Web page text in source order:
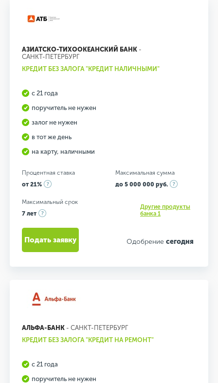
АЗИАТСКО-ТИХООКЕАНСКИЙ БАНК -
САНКТ-ПЕТЕРБУРГ
КРЕДИТ БЕЗ ЗАЛОГА "КРЕДИТ НАЛИЧНЫМИ"
с 21 года
поручитель не нужен
залог не нужен
в тот же день
на карту, наличными
Процентная ставка
от 21%
Максимальная сумма
до 5 000 000 руб.
Максимальный срок
7 лет
Другие продукты
банка 1
Одобрение сегодня
Подать заявку
АЛЬФА-БАНК - САНКТ-ПЕТЕРБУРГ
КРЕДИТ БЕЗ ЗАЛОГА "КРЕДИТ НА РЕМОНТ"
с 21 года
поручитель не нужен